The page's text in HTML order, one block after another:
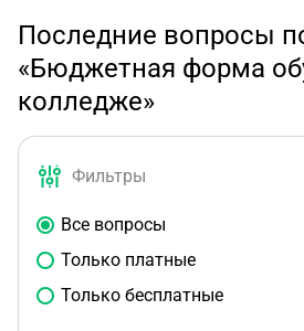
Последние вопросы
«Бюджетная форма
колледже»
Фильтры
Все вопросы
Только платные
Только бесплатные